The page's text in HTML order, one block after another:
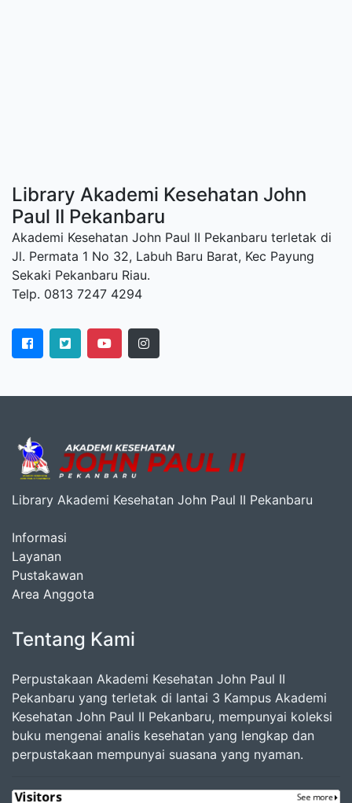
Library Akademi Kesehatan John
Paul II Pekanbaru
Akademi Kesehatan John Paul II Pekanbaru terletak di
Jl. Permata 1 No 32, Labuh Baru Barat, Kec Payung
Sekaki Pekanbaru Riau.
Telp. 0813 7247 4294
Library Akademi Kesehatan John Paul II Pekanbaru
Informasi
Layanan
Pustakawan
Area Anggota
Tentang Kami
Perpustakaan Akademi Kesehatan John Paul II
Pekanbaru yang terletak di lantai 3 Kampus Akademi
Kesehatan John Paul II Pekanbaru, mempunyai koleksi
buku mengenai analis kesehatan yang lengkap dan
perpustakaan mempunyai suasana yang nyaman.